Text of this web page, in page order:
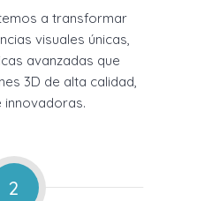
a transformar
visuales únicas,
avanzadas que
3D de alta calidad,
2